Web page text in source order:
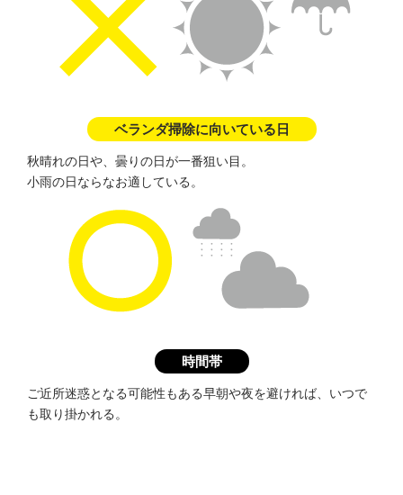
ベランダ掃除に向いている日
秋晴れの日や、曇りの日が一番狙い目。
小雨の日ならなお適している。
時間帯
ご近所迷惑となる可能性もある早朝や夜を避ければ、 いつで
も取り掛かれる。